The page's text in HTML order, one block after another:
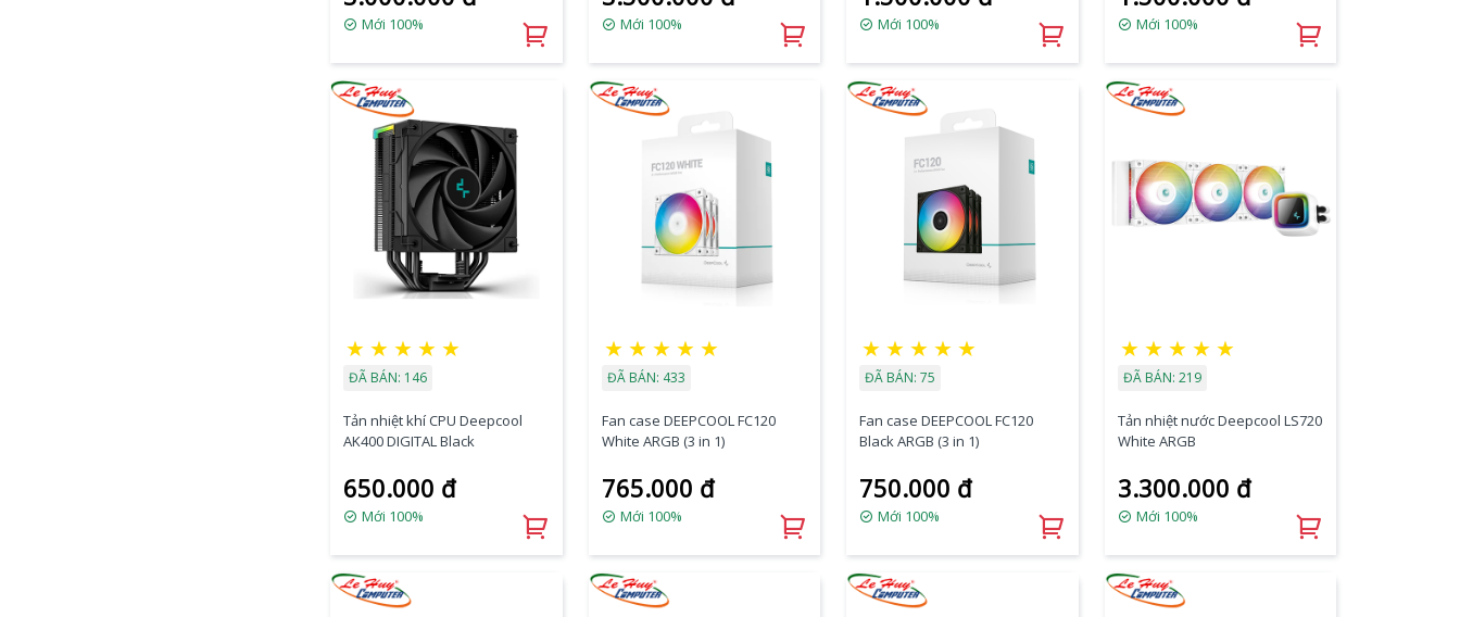
Mới 100% Mới 100% Mới 100% Mới 100%
★ ★ ★ ★ ★
ĐÃ BÁN: 146
Tản nhiệt khí CPU Deepcool
AK400 DIGITAL Black
650.000 đ
Mới 100%
★ ★ ★ ★ ★
ĐÃ BÁN: 433
Fan case DEEPCOOL FC120
White ARGB (3 in 1)
765.000 đ
Mới 100%
★ ★ ★ ★ ★
ĐÃ BÁN: 75
Fan case DEEPCOOL FC120
Black ARGB (3 in 1)
750.000 đ
Mới 100%
★ ★ ★ ★ ★
ĐÃ BÁN: 219
Tản nhiệt nước Deepcool LS720
White ARGB
3.300.000 đ
Mới 100%